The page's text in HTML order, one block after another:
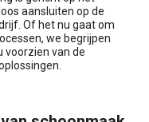
aansluiten op de
Of het nu gaat om
we begrijpen
voorzien van de